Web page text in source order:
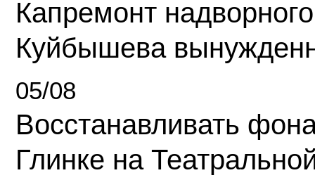
Капремонт
Куйбышева
05/08
Восстанавливать
Глинке на